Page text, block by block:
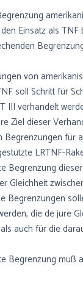
Einsatz als TNF
von
soll Schritt für
III verhandelt
Ziel dieser
Begrenzungen für
LRTNF-
Begrenzung
Gleichheit
Begrenzungen
die de jure
auch für die
Begrenzung muß